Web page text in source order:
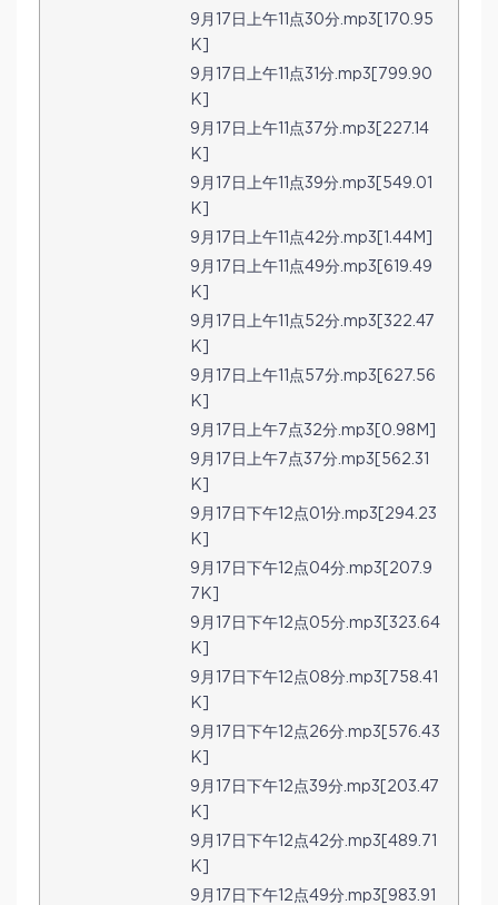
9月17日上午11点30分.mp3[170.95
K]
9月17日上午11点31分.mp3[799.90
K]
9月17日上午11点37分.mp3[227.14
K]
9月17日上午11点39分.mp3[549.01
K]
9月17日上午11点42分.mp3[1.44M]
9月17日上午11点49分.mp3[619.49
K]
9月17日上午11点52分.mp3[322.47
K]
9月17日上午11点57分.mp3[627.56
K]
9月17日上午7点32分.mp3[0.98M]
9月17日上午7点37分.mp3[562.31
K]
9月17日下午12点01分.mp3[294.23
K]
9月17日下午12点04分.mp3[207.9
7K]
9月17日下午12点05分.mp3[323.64
K]
9月17日下午12点08分.mp3[758.41
K]
9月17日下午12点26分.mp3[576.43
K]
9月17日下午12点39分.mp3[203.47
K]
9月17日下午12点42分.mp3[489.71
K]
9月17日下午12点49分.mp3[983.91